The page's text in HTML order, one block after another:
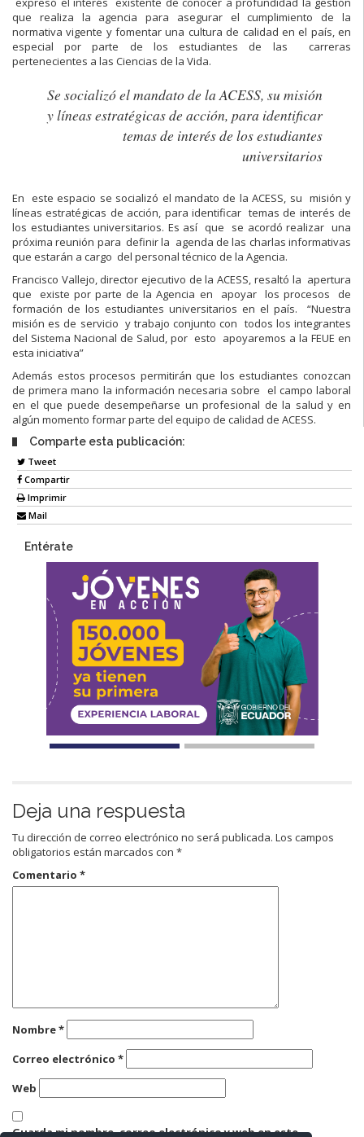
que realiza la agencia para asegurar el cumplimiento de la
normativa vigente y fomentar una cultura de calidad en el país, en
especial por parte de los estudiantes de las carreras
pertenecientes a las Ciencias de la Vida.
Se socializó el mandato de la ACESS, su misión
y líneas estratégicas de acción, para identificar
temas de interés de los estudiantes
universitarios
En este espacio se socializó el mandato de la ACESS, su misión y
líneas estratégicas de acción, para identificar temas de interés de
los estudiantes universitarios. Es así que se acordó realizar una
próxima reunión para definir la agenda de las charlas informativas
que estarán a cargo del personal técnico de la Agencia.
Francisco Vallejo, director ejecutivo de la ACESS, resaltó la apertura
que existe por parte de la Agencia en apoyar los procesos de
formación de los estudiantes universitarios en el país. “Nuestra
misión es de servicio y trabajo conjunto con todos los integrantes
del Sistema Nacional de Salud, por esto apoyaremos a la FEUE en
esta iniciativa”
Además estos procesos permitirán que los estudiantes conozcan
de primera mano la información necesaria sobre el campo laboral
en el que puede desempeñarse un profesional de la salud y en
algún momento formar parte del equipo de calidad de ACESS.
Comparte esta publicación:
Tweet
Compartir
Imprimir
Mail
Entérate
Deja una respuesta
Tu dirección de correo electrónico no será publicada. Los campos
obligatorios están marcados con *
Comentario *
Nombre*
Correo electrónico *
Web
Guarda mi nombre, correo electrónico y web en este